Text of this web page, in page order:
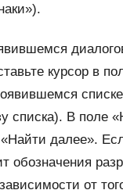
курсор в
списка). В поле
далее».
обозначения
от